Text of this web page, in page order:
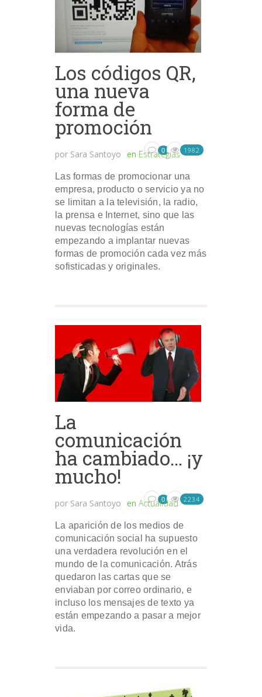
Los códigos QR,
una nueva
forma de
promoción
por Sara Santoyo en Estrategias
0 1982
Las formas de promocionar una
empresa, producto o servicio ya no
se limitan a la televisión, la radio,
la prensa e Internet, sino que las
nuevas tecnologías están
empezando a implantar nuevas
formas de promoción cada vez más
sofisticadas y originales.
La
comunicación
ha cambiado… ¡y
mucho!
por Sara Santoyo en Actualidad
0 2234
La aparición de los medios de
comunicación social ha supuesto
una verdadera revolución en el
mundo de la comunicación. Atrás
quedaron las cartas que se
enviaban por correo ordinario, e
incluso los mensajes de texto ya
están empezando a pasar a mejor
vida.